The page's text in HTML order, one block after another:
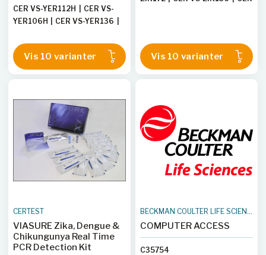
CER VS-YER112H
CER VS-
YER106H
CER VS-YER136
YER172|CER VS-YER106L|
CER VS-YER112L |CER VS-
YER196TE|CER VS-YER196T
Vis 10 varianter
CER VS-ZIK106H
CER VS-
ZIK196T
Vis 10 varianter
CERTEST
VIASURE Zika, Dengue &
Chikungunya Real Time
PCR Detection Kit
BECKMAN COULTER LIFE SCIENCES
COMPUTER ACCESS
C35754